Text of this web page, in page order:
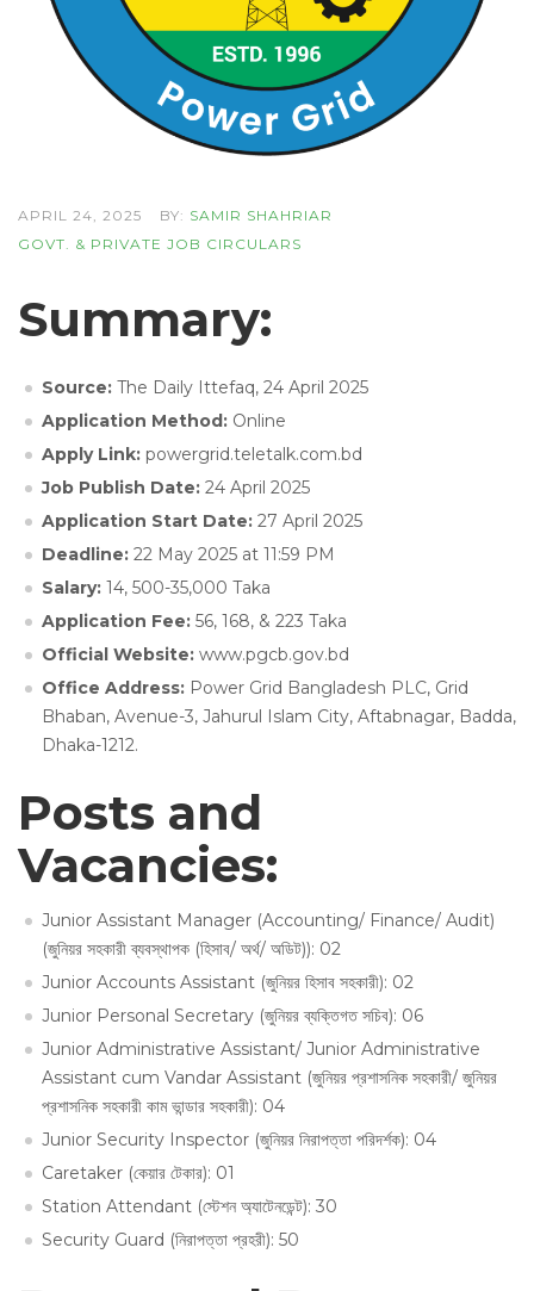
APRIL 24, 2025 BY: SAMIR SHAHRIAR
GOVT. & PRIVATE JOB CIRCULARS
Summary:
Source: The Daily Ittefaq, 24 April 2025
Application Method: Online
Apply Link: powergrid.teletalk.com.bd
Job Publish Date: 24 April 2025
Application Start Date: 27 April 2025
Deadline: 22 May 2025 at 11:59 PM
Salary: 14, 500-35,000 Taka
Application Fee: 56, 168, & 223 Taka
Official Website: www.pgcb.gov.bd
Office Address: Power Grid Bangladesh PLC, Grid
Bhaban, Avenue-3, Jahurul Islam City, Aftabnagar, Badda,
Dhaka-1212.
Posts and
Vacancies:
Junior Assistant Manager (Accounting/ Finance/ Audit)
(জুনিয়র সহকারী ব্যবস্থাপক (হিসাব/ অর্থ/ অডিট)): 02
Junior Accounts Assistant (জুনিয়র হিসাব সহকারী): 02
Junior Personal Secretary (জুনিয়র ব্যক্তিগত সচিব): 06
Junior Administrative Assistant/ Junior Administrative
Assistant cum Vandar Assistant (জুনিয়র প্রশাসনিক সহকারী/ জুনিয়র
প্রশাসনিক সহকারী কাম ভান্ডার সহকারী): 04
Junior Security Inspector (জুনিয়র নিরাপত্তা পরিদর্শক): 04
Caretaker (কেয়ার টেকার): 01
Station Attendant (স্টেশন অ্যাটেনডেন্ট): 30
Security Guard (নিরাপত্তা প্রহরী): 50